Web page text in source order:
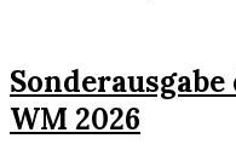
WM 2026